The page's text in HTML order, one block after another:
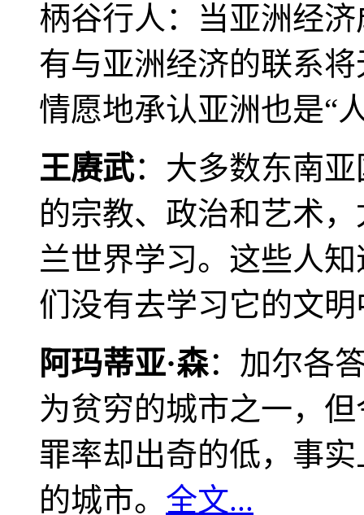
柄谷行人：当亚洲经
有与亚洲经济的联系
情愿地承认亚洲也是“
王赓武：大多数东南
的宗教、政治和艺术
兰世界学习。这些人
们没有去学习它的文
阿玛蒂亚·森：加尔各
为贫穷的城市之一，
罪率却出奇的低，事
的城市。 全文...